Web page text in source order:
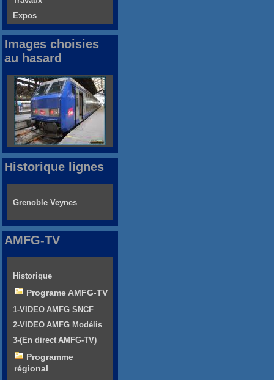
Expos
Images choisies
au hasard
Historique lignes
Grenoble Veynes
AMFG-TV
Historique
Programe AMFG-TV
1-VIDEO AMFG SNCF
2-VIDEO AMFG Modélis
3-(En direct AMFG-TV)
Programme
régional